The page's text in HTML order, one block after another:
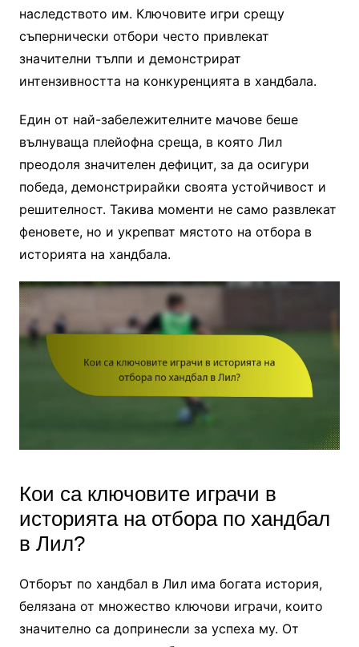
наследството им. Ключовите игри срещу
съпернически отбори често привлекат
значителни тълпи и демонстрират
интензивността на конкуренцията в хандбала.
Един от най-забележителните мачове беше
вълнуваща плейофна среща, в която Лил
преодоля значителен дефицит, за да осигури
победа, демонстрирайки своята устойчивост и
решителност. Такива моменти не само развлекат
феновете, но и укрепват мястото на отбора в
историята на хандбала.
Кои са ключовите играчи в
историята на отбора по хандбал
в Лил?
Отборът по хандбал в Лил има богата история,
белязана от множество ключови играчи, които
значително са допринесли за успеха му. От